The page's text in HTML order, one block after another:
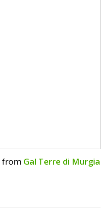
from Gal Terre di Murgia